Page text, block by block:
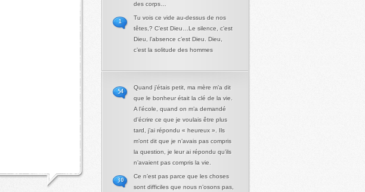
des corps…
Tu vois ce vide au-dessus de nos
têtes,? C’est Dieu…Le silence, c’est
Dieu, l’absence c’est Dieu. Dieu,
c’est la solitude des hommes
1
Quand j’étais petit, ma mère m’a dit
que le bonheur était la clé de la vie.
A l’école, quand on m’a demandé
d’écrire ce que je voulais être plus
tard, j’ai répondu « heureux ». Ils
m’ont dit que je n’avais pas compris
la question, je leur ai répondu qu’ils
n’avaient pas compris la vie.
54
Ce n’est pas parce que les choses
sont difficiles que nous n’osons pas,
30